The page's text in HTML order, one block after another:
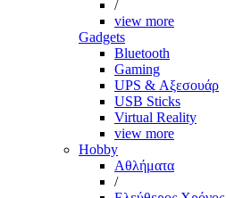
/
view more
Gadgets
Bluetooth
Gaming
UPS & Αξεσουάρ
USB Sticks
Virtual Reality
view more
Hobby
Αθλήματα
/